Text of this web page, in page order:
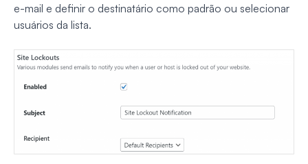
e-mail e definir o destinatário como padrão ou selecionar
usuários da lista.